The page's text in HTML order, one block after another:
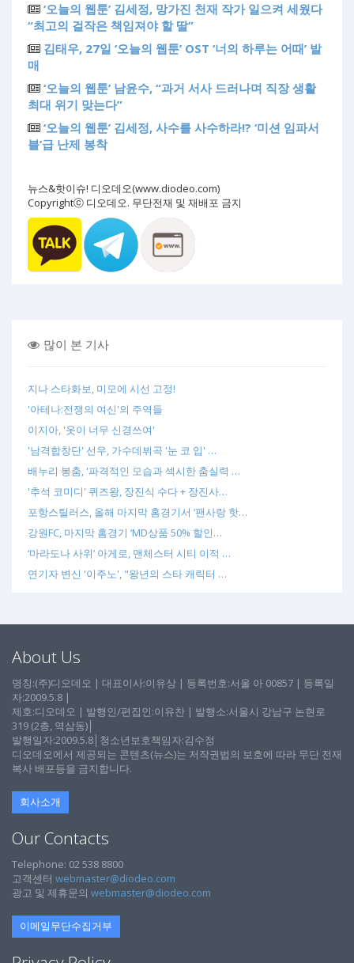
‘오늘의 웹툰’ 김세정, 망가진 천재 작가 일으켜 세웠다
“최고의 걸작은 책임져야 할 딸”
김태우, 27일 ‘오늘의 웹툰’ OST ‘너의 하루는 어때’ 발
매
‘오늘의 웹툰’ 남윤수, “과거 서사 드러나며 직장 생활
최대 위기 맞는다”
‘오늘의 웹툰’ 김세정, 사수를 사수하라!? ‘미션 임파서
블’급 난제 봉착
뉴스&핫이슈! 디오데오(www.diodeo.com)
Copyrightⓒ 디오데오. 무단전재 및 재배포 금지
많이 본 기사
지나 스타화보, 미모에 시선 고정!
'아테나:전쟁의 여신'의 주역들
이지아, '옷이 너무 신경쓰여'
'남격합창단' 선우, 가수데뷔곡 '눈 코 입' …
배누리 봉춤, '파격적인 모습과 섹시한 춤실력 …
'추석 코미디' 퀴즈왕, 장진식 수다 + 장진사…
포항스틸러스, 올해 마지막 홈경기서 ‘팬사랑 핫…
강원FC, 마지막 홈경기 ‘MD상품 50% 할인…
‘마라도나 사위’ 아게로, 맨체스터 시티 이적 …
연기자 변신 '이주노', "왕년의 스타 캐릭터 …
About Us
명칭:(주)디오데오 | 대표이사:이유상 | 등록번호:서울 아 00857 | 등록일
자:2009.5.8 |
제호:디오데오 | 발행인/편집인:이유찬 | 발행소:서울시 강남구 논현로
319 (2층, 역삼동)│
발행일자:2009.5.8│청소년보호책임자:김수정
디오데오에서 제공되는 콘텐츠(뉴스)는 저작권법의 보호에 따라 무단 전재
복사 배포등을 금지합니다.
회사소개
Our Contacts
Telephone: 02 538 8800
고객센터 webmaster@diodeo.com
광고 및 제휴문의 webmaster@diodeo.com
이메일무단수집거부